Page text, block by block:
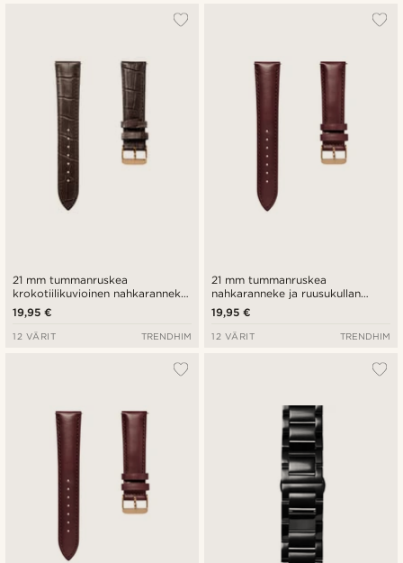
21 mm tummanruskea
krokotiilikuvioinen nahkaranneke
ja ruusukullan värinen solki -
pikalukitus
19,95 €
12 VÄRIT TRENDHIM
21 mm tummanruskea
nahkaranneke ja ruusukullan
värinen solki - pikalukitus
19,95 €
12 VÄRIT TRENDHIM